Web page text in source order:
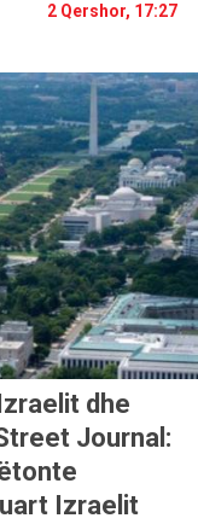
2 Qershor, 17:27
dhe
Journal:
Izraelit